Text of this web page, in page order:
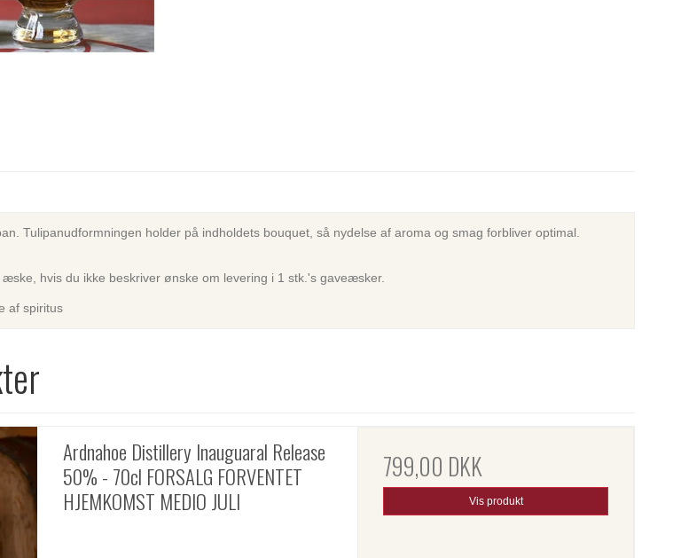
Tulipanudformningen holder på indholdets bouquet, så nydelse af aroma og smag forbliver optimal.
hvis du ikke beskriver ønske om levering i 1 stk.'s gaveæsker.
af spiritus
Ardnahoe Distillery Inauguaral Release
50% - 70cl FORSALG FORVENTET
HJEMKOMST MEDIO JULI
799,00 DKK
Vis produkt